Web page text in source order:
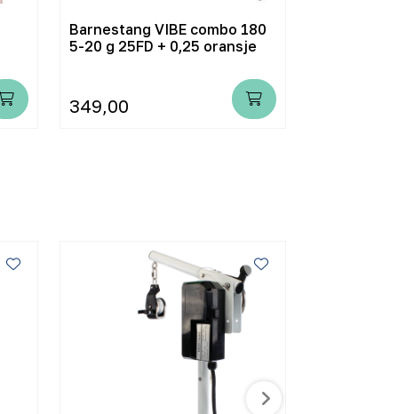
Barnestang VIBE combo 180
5-20 g 25FD + 0,25 oransje
349,00